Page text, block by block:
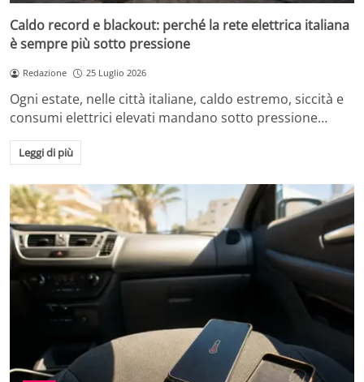
Caldo record e blackout: perché la rete elettrica italiana
è sempre più sotto pressione
Redazione 25 Luglio 2026
Ogni estate, nelle città italiane, caldo estremo, siccità e
consumi elettrici elevati mandano sotto pressione…
Leggi di più